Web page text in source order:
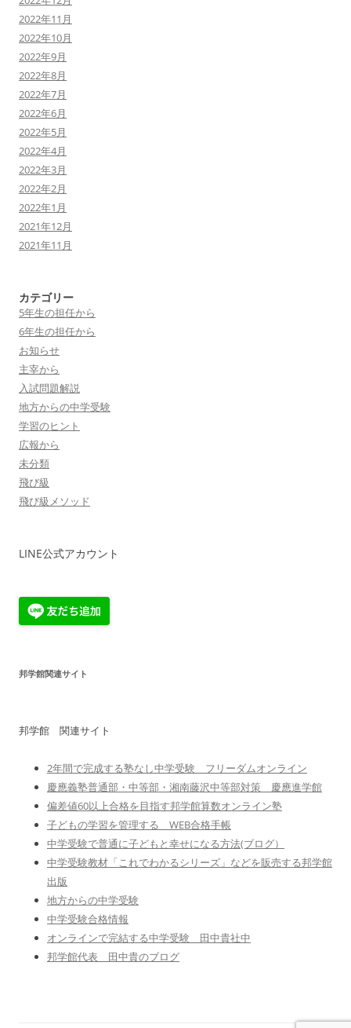
2022年11月
2022年10月
2022年9月
2022年8月
2022年7月
2022年6月
2022年5月
2022年4月
2022年3月
2022年2月
2022年1月
2021年12月
2021年11月
カテゴリー
5年生の担任から
6年生の担任から
お知らせ
主宰から
入試問題解説
地方からの中学受験
学習のヒント
広報から
未分類
飛び級
飛び級メソッド
LINE公式アカウント
邦学館関連サイト
邦学館 関連サイト
2年間で完成する塾なし中学受験 フリーダムオンライン
慶應義塾普通部・中等部・湘南藤沢中等部対策 慶應進学館
偏差値60以上合格を目指す邦学館算数オンライン塾
子どもの学習を管理する WEB合格手帳
中学受験で普通に子どもと幸せになる方法(ブログ）
中学受験教材「これでわかるシリーズ」などを販売する邦学館
出版
地方からの中学受験
中学受験合格情報
オンラインで完結する中学受験 田中貴社中
邦学館代表 田中貴のブログ